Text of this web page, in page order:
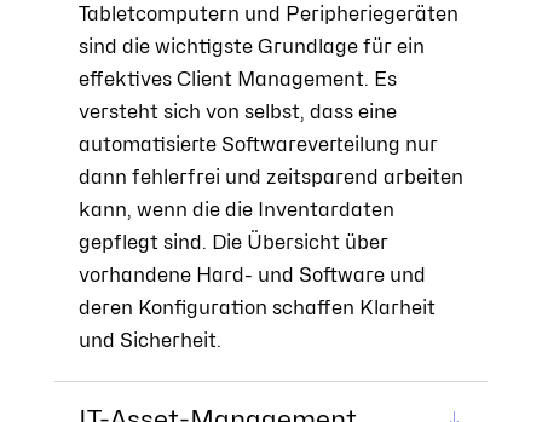
Tabletcomputern und Peripheriegeräten
sind die wichtigste Grundlage für ein
effektives Client Management. Es
versteht sich von selbst, dass eine
automatisierte Softwareverteilung nur
dann fehlerfrei und zeitsparend arbeiten
kann, wenn die die Inventardaten
gepflegt sind. Die Übersicht über
vorhandene Hard- und Software und
deren Konfiguration schaffen Klarheit
und Sicherheit.